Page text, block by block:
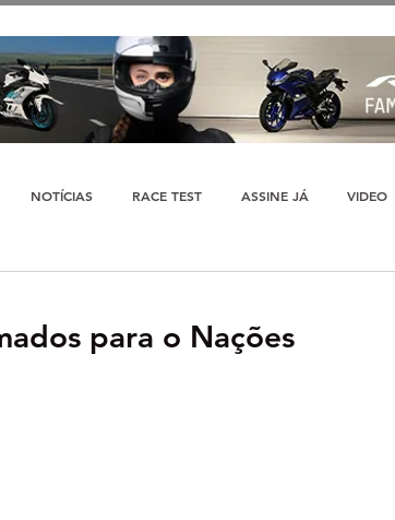
NOTÍCIAS RACE TEST ASSINE JÁ VIDEO
para o Nações